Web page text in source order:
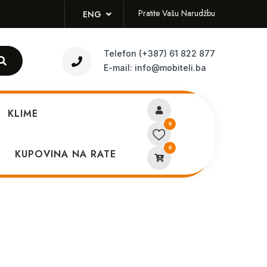
ENG Pratite Vašu Narudžbu
Telefon (+387) 61 822 877
E-mail: info@mobiteli.ba
KLIME
KUPOVINA NA RATE
0
0
Mate 20 Pro Crni